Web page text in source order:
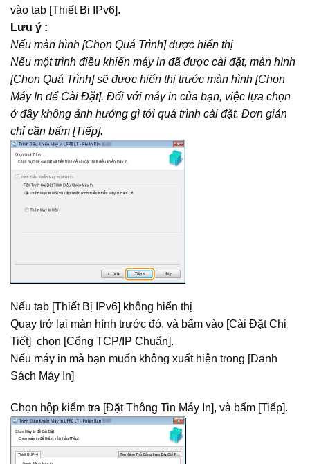
vào tab [Thiết Bị IPv6].
Lưu ý :
Nếu màn hình [Chọn Quá Trình] được hiển thị
Nếu một trình điều khiển máy in đã được cài đặt, màn hình
[Chọn Quá Trình] sẽ được hiển thị trước màn hình [Chọn
Máy In để Cài Đặt]. Đối với máy in của bạn, việc lựa chọn
ở đây không ảnh hưởng gì tới quá trình cài đặt. Đơn giản
chỉ cần bấm [Tiếp].
Nếu tab [Thiết Bị IPv6] không hiển thị
Quay trở lại màn hình trước đó, và bấm vào [Cài Đặt Chi
Tiết] chọn [Cổng TCP/IP Chuẩn].
Nếu máy in mà bạn muốn không xuất hiện trong [Danh
Sách Máy In]
Chọn hộp kiểm tra [Đặt Thông Tin Máy In], và bấm [Tiếp].